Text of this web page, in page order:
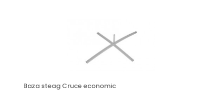
Baza steag Cruce economic